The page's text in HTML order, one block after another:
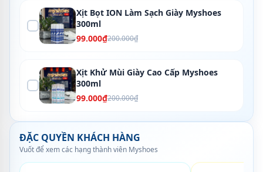
Xịt Bọt ION Làm Sạch Giày Myshoes
300ml
99.000₫200.000₫
Xịt Khử Mùi Giày Cao Cấp Myshoes
300ml
99.000₫200.000₫
ĐẶC QUYỀN KHÁCH HÀNG
Vuốt để xem các hạng thành viên Myshoes